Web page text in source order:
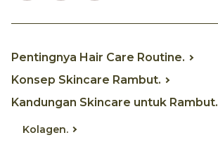
Pentingnya Hair Care Routine.
Konsep Skincare Rambut.
Kandungan Skincare untuk Rambut.
Kolagen.